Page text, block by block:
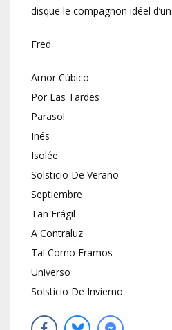
disque le compagnon idéel
Fred
Amor Cúbico
Por Las Tardes
Parasol
Inés
Isolée
Solsticio De Verano
Septiembre
Tan Frágil
A Contraluz
Tal Como Eramos
Universo
Solsticio De Invierno